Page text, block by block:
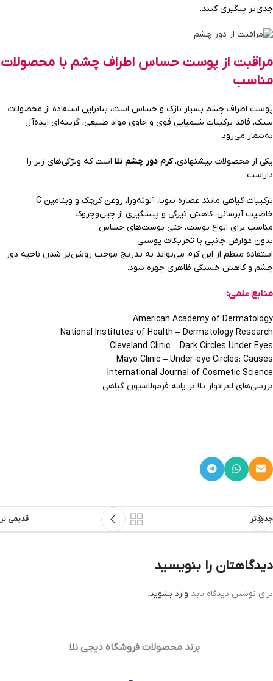
جدی‌تر پیگیری کنند.
مراقبت از پوست حساس اطراف چشم با محصولات
مناسب
پوست اطراف چشم بسیار نازک و حساس است، بنابراین استفاده از محصولات
سبک، فاقد ترکیبات شیمیایی قوی و حاوی مواد طبیعی، گزینه‌ای ایده‌آل
به‌شمار می‌رود.
یکی از محصولات پیشنهادی،کرم دور چشم نلا است که ویژگی‌های زیر را
داراست:
ترکیبات گیاهی مانند عصاره سویا، آلوئه‌ورا، روغن کرچک و ویتامین C
خاصیت آبرسانی، کاهش تیرگی و پیشگیری از چین‌وچروک
مناسب برای انواع پوست، حتی پوست‌های حساس
بدون عوارض جانبی یا تحریکات پوستی
استفاده منظم از این کرم می‌تواند به تدریج موجب روشن‌تر شدن ناحیه دور
چشم و کاهش خستگی ظاهری چهره شود.
منابع علمی:
American Academy of Dermatology
National Institutes of Health – Dermatology Research
Cleveland Clinic – Dark Circles Under Eyes
Mayo Clinic – Under-eye Circles: Causes
International Journal of Cosmetic Science
بررسی‌های لابراتوار نلا بر پایه فرمولاسیون گیاهی
جدیدتر قدیمی تر
دیدگاهتان را بنویسید
برای نوشتن دیدگاه باید وارد بشوید.
برند محصولات فروشگاهدیجی نلا